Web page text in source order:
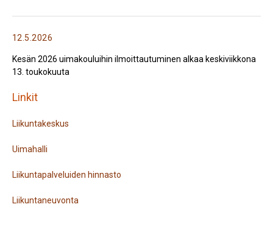
12.5.2026
Kesän 2026 uimakouluihin ilmoittautuminen alkaa keskiviikkona
13. toukokuuta
Linkit
Liikuntakeskus
Uimahalli
Liikuntapalveluiden hinnasto
Liikuntaneuvonta